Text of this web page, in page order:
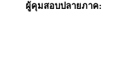
ผู้คุมสอบปลายภาค: